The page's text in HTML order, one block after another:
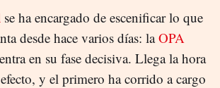
se ha encargado de escenificar lo que
desde hace varios días: laOPA
entra en su fase decisiva. Llega la hora
y el primero ha corrido a cargo